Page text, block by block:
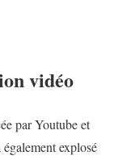
vidéo
par Youtube et
explosé